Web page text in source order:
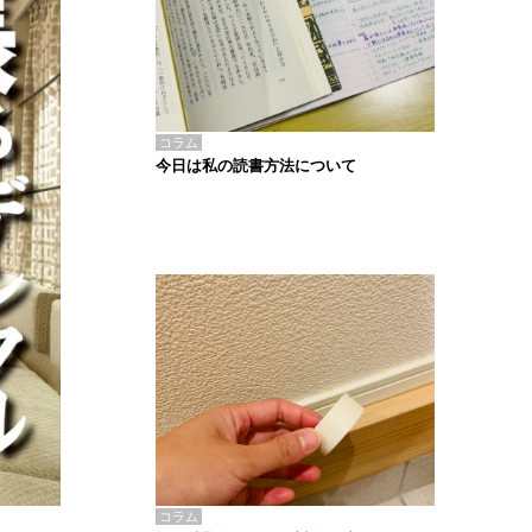
コラム
今日は私の読書方法について
コラム